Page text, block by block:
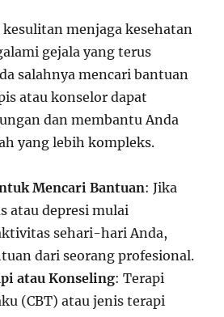
kesulitan menjaga kesehatan
gejala yang terus
salahnya mencari bantuan
atau konselor dapat
dan membantu Anda
yang lebih kompleks.
Mencari Bantuan: Jika
atau depresi mulai
sehari-hari Anda,
dari seorang profesional.
atau Konseling: Terapi
(CBT) atau jenis terapi